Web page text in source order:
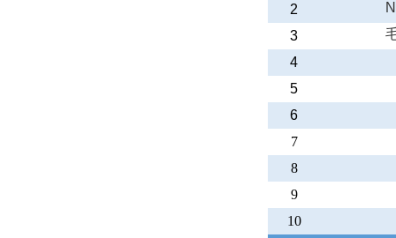
2
3
4
5
6
7
8
9
10